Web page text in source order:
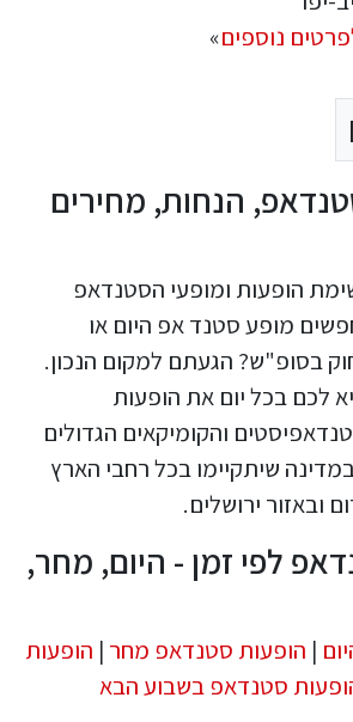
נוספים»
הנחות, מחירים
הופעות ומופעי הסטנדאפ
מופע סטנד אפ היום או
בסופ"ש? הגעתם למקום הנכון.
לכם בכל יום את הופעות
והקומיקאים הגדולים
שיתקיימו בכל רחבי הארץ
ובאזור ירושלים.
לפי זמן - היום, מחר,
| הופעות סטנדאפ מחר | הופעות
סטנדאפ בשבוע הבא